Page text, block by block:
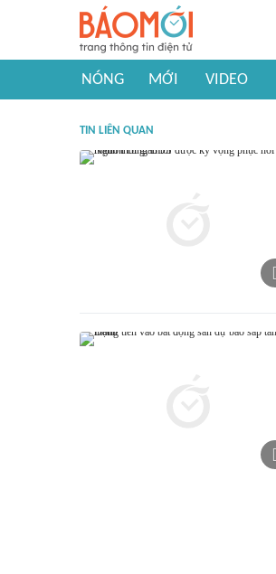
NÓNG MỚI VIDEO
TIN LIÊN QUAN